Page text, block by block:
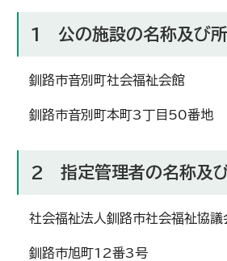
1 公の施設の名称及び
釧路市音別町社会福祉会館
釧路市音別町本町3丁目50番地
2 指定管理者の名称及
社会福祉法人釧路市社会福祉協議
釧路市旭町12番3号